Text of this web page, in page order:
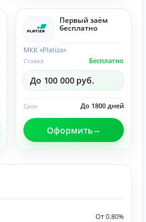
Первый заём
бесплатно
МКК «Platiza»
Бесплатно
Ставка
До 100 000 руб.
До 1800 дней
Срок
Оформить
От 0.80%